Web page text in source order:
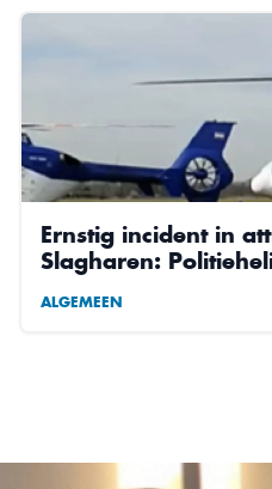
Ernstig incident in
Slagharen:
ALGEMEEN